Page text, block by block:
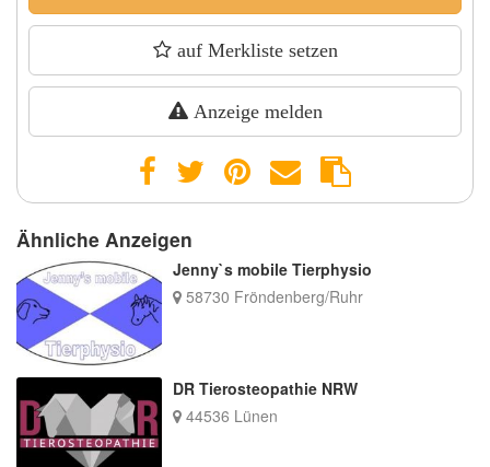
auf Merkliste setzen
Anzeige melden
Ähnliche Anzeigen
Jenny`s mobile Tierphysio
58730 Fröndenberg/Ruhr
DR Tierosteopathie NRW
44536 Lünen